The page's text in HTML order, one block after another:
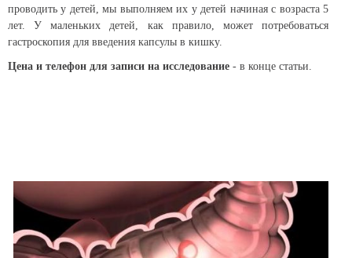
проводить у детей, мы выполняем их у детей начиная с возраста 5
лет. У маленьких детей, как правило, может потребоваться
гастроскопия для введения капсулы в кишку.
Цена и телефон для записи на исследование - в конце статьи.